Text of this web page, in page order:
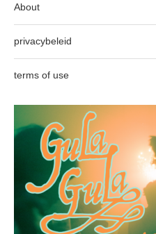
About
privacybeleid
terms of use